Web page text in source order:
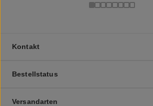
Kontakt
Bestellstatus
Versandarten